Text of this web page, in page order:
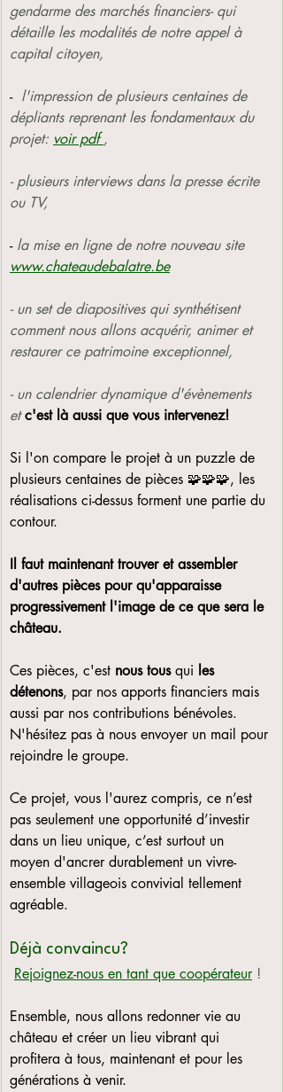
gendarme des marchés financiers- qui
détaille les modalités de notre appel à
capital citoyen,
- l'impression de plusieurs centaines de
dépliants reprenant les fondamentaux du
projet: voir pdf ,
- plusieurs interviews dans la presse écrite
ou TV,
- la mise en ligne de notre nouveau site
www.chateaudebalatre.be
- un set de diapositives qui synthétisent
comment nous allons acquérir, animer et
restaurer ce patrimoine exceptionnel,
- un calendrier dynamique d'évènements
et c'est là aussi que vous intervenez!
Si l'on compare le projet à un puzzle de
plusieurs centaines de pièces 🧩🧩🧩, les
réalisations ci-dessus forment une partie du
contour.
Il faut maintenant trouver et assembler
d'autres pièces pour qu'apparaisse
progressivement l'image de ce que sera le
château.
Ces pièces, c'est nous tous qui les
détenons, par nos apports financiers mais
aussi par nos contributions bénévoles.
N'hésitez pas à nous envoyer un mail pour
rejoindre le groupe.
Ce projet, vous l'aurez compris, ce n’est
pas seulement une opportunité d’investir
dans un lieu unique, c’est surtout un
moyen d'ancrer durablement un vivre-
ensemble villageois convivial tellement
agréable.
Déjà convaincu?
Rejoignez-nous en tant que coopérateur !
Ensemble, nous allons redonner vie au
château et créer un lieu vibrant qui
profitera à tous, maintenant et pour les
générations à venir.